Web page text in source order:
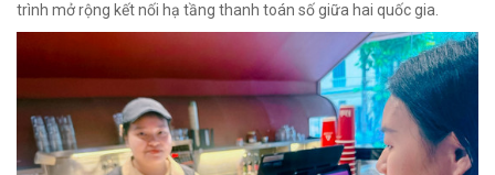
trình mở rộng kết nối hạ tầng thanh toán số giữa hai quốc gia.